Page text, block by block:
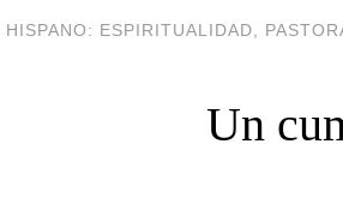
HISPANO: ESPIRITUALIDAD,
Un